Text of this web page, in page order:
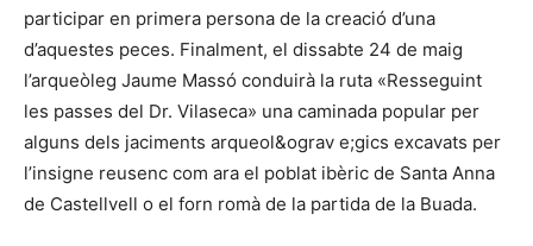
participar en primera persona de la creació d’una
d’aquestes peces. Finalment, el dissabte 24 de maig
l’arqueòleg Jaume Massó conduirà la ruta «Resseguint
les passes del Dr. Vilaseca» una caminada popular per
alguns dels jaciments arqueol&ograv e;gics excavats per
l’insigne reusenc com ara el poblat ibèric de Santa Anna
de Castellvell o el forn romà de la partida de la Buada.